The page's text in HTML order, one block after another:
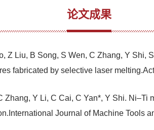
论文成果
Z Liu, B Song, S Wen, C Zhang, Y
fabricated by selective laser
Zhang, Y Li, C Cai, C Yan*, Y Shi.
Journal of Machine Tools